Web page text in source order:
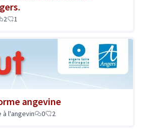
2 1
angevine
à l'angevin 0 2